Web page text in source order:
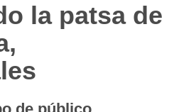
la patsa de